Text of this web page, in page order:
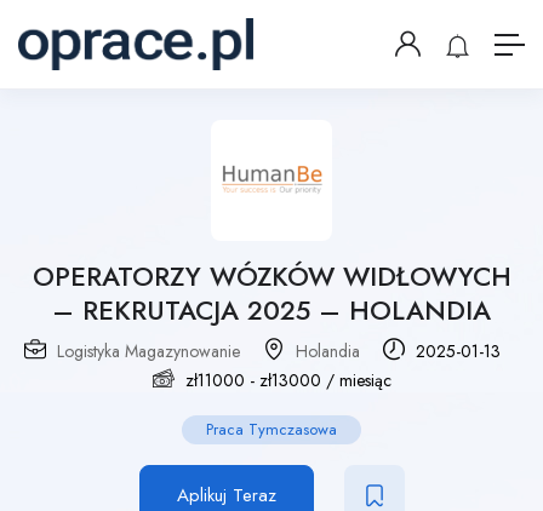
OPERATORZY WÓZKÓW WIDŁOWYCH
– REKRUTACJA 2025 – HOLANDIA
Logistyka Magazynowanie Holandia
2025-01-13
zł11000 - zł13000 / miesiąc
Praca Tymczasowa
Aplikuj Teraz